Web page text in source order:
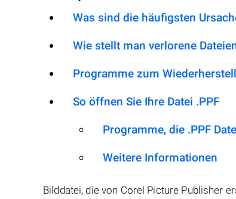
Was sind die häufigsten
Wie stellt man verlorene
Programme zum
So öffnen Sie Ihre Datei .PPF
Programme, die .PPF
Weitere Informationen
Bilddatei, die von Corel Picture Publisher